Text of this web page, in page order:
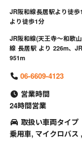
JR阪和線長居駅より徒
より徒歩1分
JR阪和線(天王寺～和歌
線 長居駅 より 226m、
951m
06-6609-4123
営業時間
24時間営業
取扱い車両タイプ
乗用車, マイクロバス